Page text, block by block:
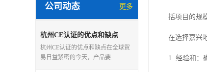
公司动态 更多
杭州CE认证的优点和缺点
杭州CE认证的优点和缺点在全球贸
易日益紧密的今天，产品要..
括项目的规
在选择嘉兴
1. 经验和：